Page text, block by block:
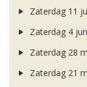
Zaterdag 11
Zaterdag 4
Zaterdag 28
Zaterdag 21